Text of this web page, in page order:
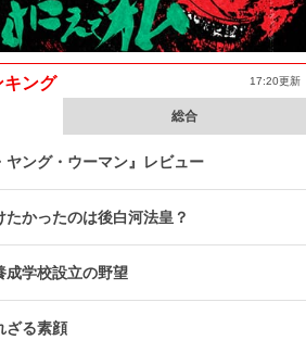
キング 17:20更新
総合
ヤング・ウーマン』レビュー
かったのは後白河法皇？
成学校設立の野望
ざる素顔